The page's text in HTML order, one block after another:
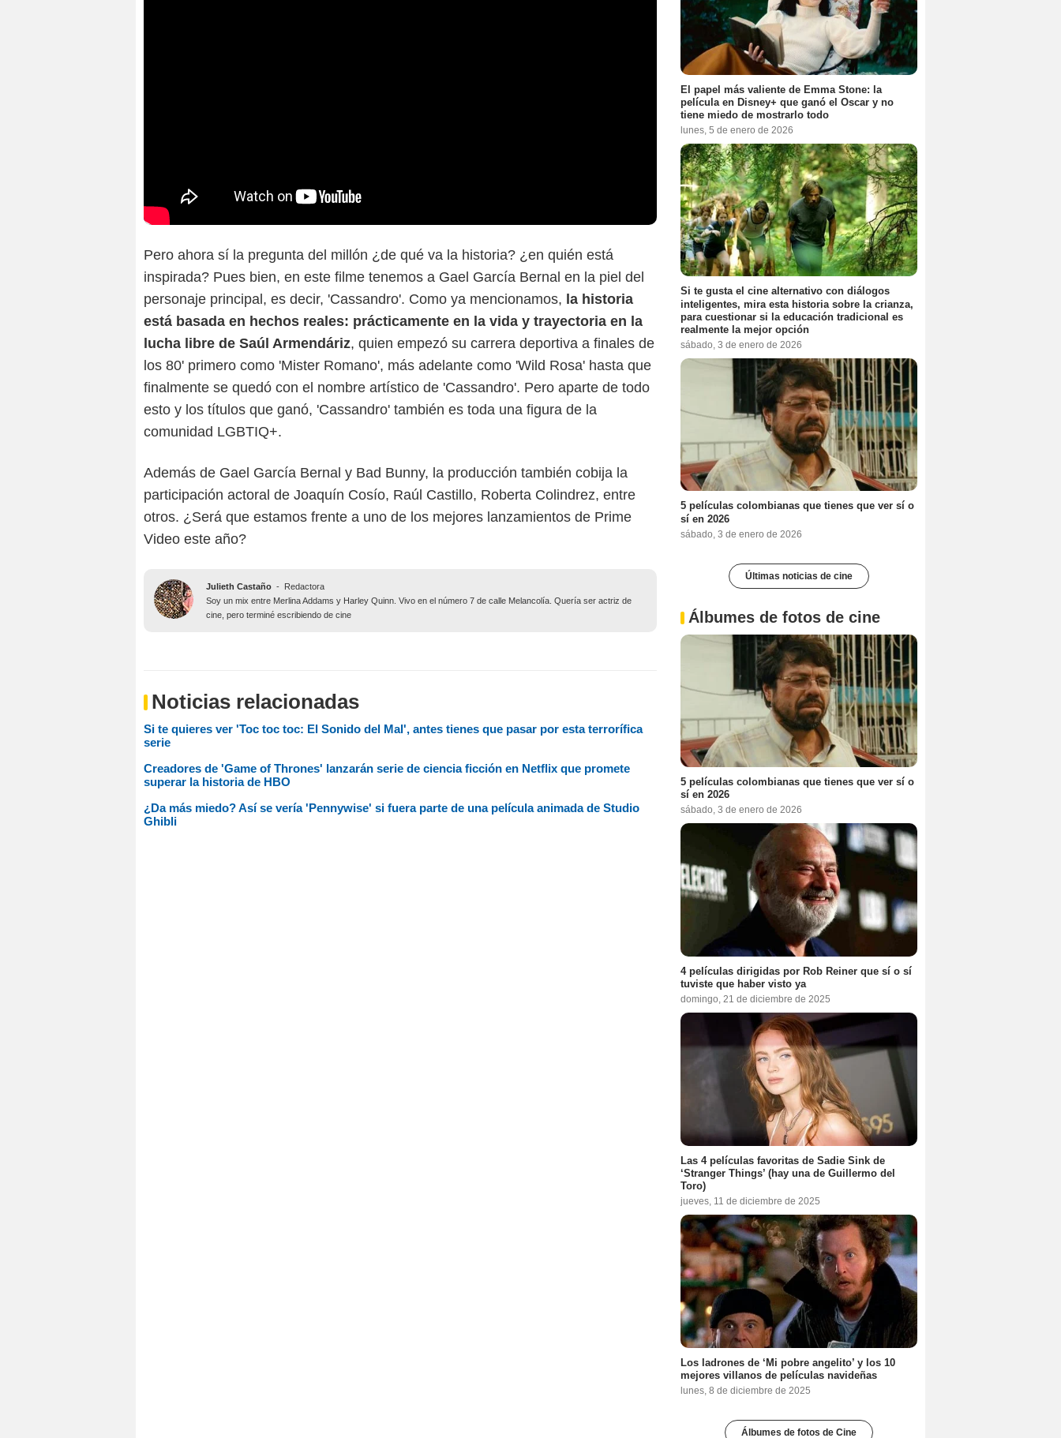
Pero ahora sí la pregunta del millón ¿de qué va la historia? ¿en quién está
inspirada? Pues bien, en este filme tenemos a Gael García Bernal en la piel del
personaje principal, es decir, 'Cassandro'. Como ya mencionamos, la historia
está basada en hechos reales: prácticamente en la vida y trayectoria en la
lucha libre de Saúl Armendáriz, quien empezó su carrera deportiva a finales de
los 80' primero como 'Mister Romano', más adelante como 'Wild Rosa' hasta que
finalmente se quedó con el nombre artístico de 'Cassandro'. Pero aparte de todo
esto y los títulos que ganó, 'Cassandro' también es toda una figura de la
comunidad LGBTIQ+.
Además de Gael García Bernal y Bad Bunny, la producción también cobija la
participación actoral de Joaquín Cosío, Raúl Castillo, Roberta Colindrez, entre
otros. ¿Será que estamos frente a uno de los mejores lanzamientos de Prime
Video este año?
Julieth Castaño - Redactora
Soy un mix entre Merlina Addams y Harley Quinn. Vivo en el número 7 de calle Melancolía. Quería ser actriz de
cine, pero terminé escribiendo de cine
Noticias relacionadas
Si te quieres ver 'Toc toc toc: El Sonido del Mal', antes tienes que pasar por esta terrorífica
serie
Creadores de 'Game of Thrones' lanzarán serie de ciencia ficción en Netflix que promete
superar la historia de HBO
¿Da más miedo? Así se vería 'Pennywise' si fuera parte de una película animada de Studio
Ghibli
El papel más valiente de Emma Stone: la
película en Disney+ que ganó el Oscar y no
tiene miedo de mostrarlo todo
lunes, 5 de enero de 2026
Si te gusta el cine alternativo con diálogos
inteligentes, mira esta historia sobre la crianza,
para cuestionar si la educación tradicional es
realmente la mejor opción
sábado, 3 de enero de 2026
5 películas colombianas que tienes que ver sí o
sí en 2026
sábado, 3 de enero de 2026
Últimas noticias de cine
Álbumes de fotos de cine
5 películas colombianas que tienes que ver sí o
sí en 2026
sábado, 3 de enero de 2026
4 películas dirigidas por Rob Reiner que sí o sí
tuviste que haber visto ya
domingo, 21 de diciembre de 2025
Las 4 películas favoritas de Sadie Sink de
‘Stranger Things’ (hay una de Guillermo del
Toro)
jueves, 11 de diciembre de 2025
Los ladrones de ‘Mi pobre angelito’ y los 10
mejores villanos de películas navideñas
lunes, 8 de diciembre de 2025
Álbumes de fotos de Cine